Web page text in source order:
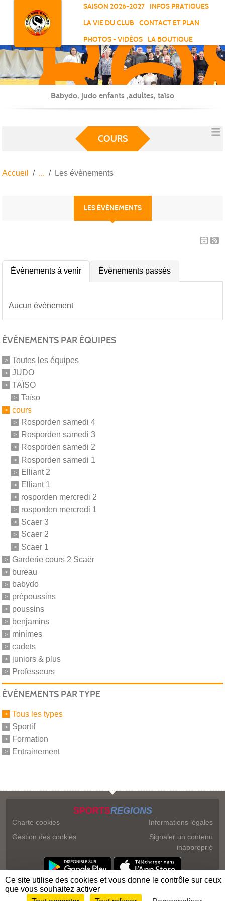
SAISON 2026-2027
INFOS PRATIQUES
LA VIE DU CLUB
CONTACT ET PLAN
PHOTOS - VIDÉOS
LA BOUTIQUE
-
-
Babydo, judo enfants ,adultes, taïso
COURS
Accueil Les évènements
LES ÉVÈNEMENTS
Évènements à venir Évènements passés
Aucun événement
ÉVÉNEMENTS PAR ÉQUIPES
Toutes les équipes
JUDO
TAÏSO
Taïso
cours
Rosporden samedi 4
Rosporden samedi 3
Rosporden samedi 2
Rosporden samedi 1
Elliant 2
Elliant 1
rosporden mercredi 2
rosporden mercredi 1
Scaer 3
Scaer 2
Scaer 1
Garderie cours 2 Scaër
bureau
babydo
prépoussins
poussins
benjamins
minimes
cadets
juniors & plus
Professeurs
ÉVÉNEMENTS PAR TYPE
Tous les types
Sportif
Formation
Entrainement
SPORTSREGIONS
Charte cookies
Gestion des cookies
Informations légales
Signaler un contenu
inapproprié
Panneau de gestion des cookies
Ce site utilise des cookies et vous donne le contrôle sur ceux
que vous souhaitez activer